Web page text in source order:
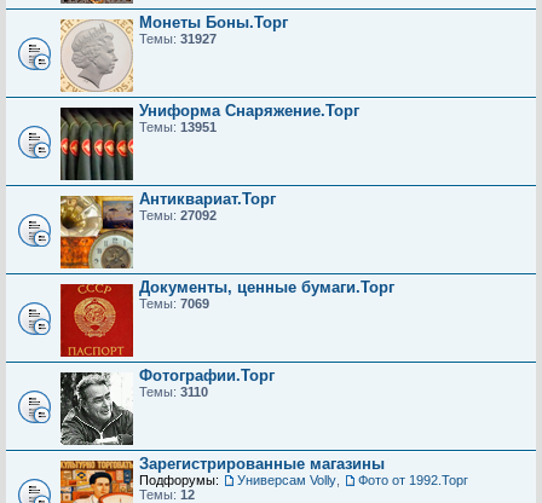
Монеты Боны.Торг
Темы: 31927
Униформа Снаряжение.Торг
Темы: 13951
Антиквариат.Торг
Темы: 27092
Документы, ценные бумаги.Торг
Темы: 7069
Фотографии.Торг
Темы: 3110
Зарегистрированные магазины
Подфорумы: Универсам Volly
Фото от 1992.Торг
Темы: 12